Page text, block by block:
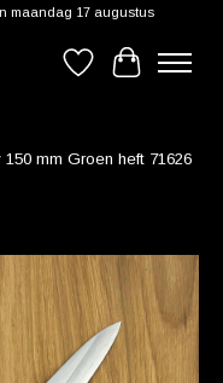
maandag 17 augustus
Verlanglijst
mm Groen heft 71626
Items